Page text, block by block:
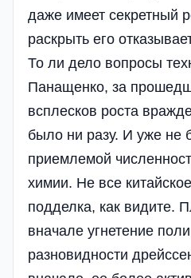
даже имеет секретный
раскрыть его
То ли дело вопросы
Панащенко, за
всплесков роста
было ни разу. И уже не
приемлемой
химии. Не все
подделка, как видите.
вначале угнетение
разновидности